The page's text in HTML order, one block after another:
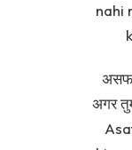
nahi
अगर